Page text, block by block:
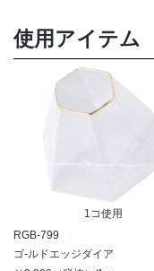
使用アイテム
1コ使用
RGB-799
ゴ-ルドエッジダイア